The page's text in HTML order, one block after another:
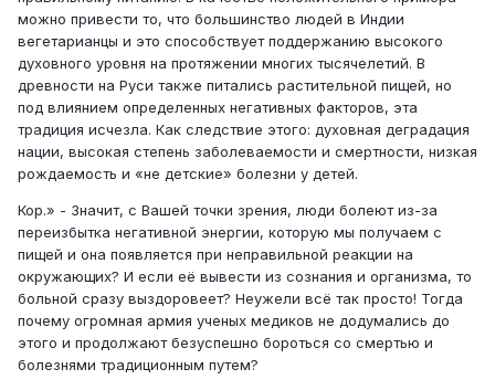
можно привести то, что большинство людей в Индии
вегетарианцы и это способствует поддержанию высокого
духовного уровня на протяжении многих тысячелетий. В
древности на Руси также питались растительной пищей, но
под влиянием определенных негативных факторов, эта
традиция исчезла. Как следствие этого: духовная деградация
нации, высокая степень заболеваемости и смертности, низкая
рождаемость и «не детские» болезни у детей.
Кор.» - Значит, с Вашей точки зрения, люди болеют из-за
переизбытка негативной энергии, которую мы получаем с
пищей и она появляется при неправильной реакции на
окружающих? И если её вывести из сознания и организма, то
больной сразу выздоровеет? Неужели всё так просто! Тогда
почему огромная армия ученых медиков не додумались до
этого и продолжают безуспешно бороться со смертью и
болезнями традиционным путем?